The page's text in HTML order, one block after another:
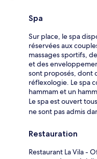
Spa
Sur place, le spa
réservées aux
massages sportifs,
et des
sont proposés, dont
réflexologie. Le spa
hammam et un
Le spa est ouvert
ne sont pas admis
Restauration
Restaurant La Vila -